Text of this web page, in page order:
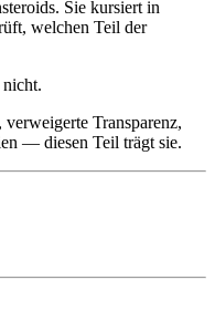
Sie kursiert in
welchen Teil der
Transparenz,
— diesen Teil trägt sie.